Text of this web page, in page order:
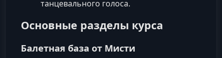
танцевального голоса.
Основные разделы курса
Балетная база от Мисти